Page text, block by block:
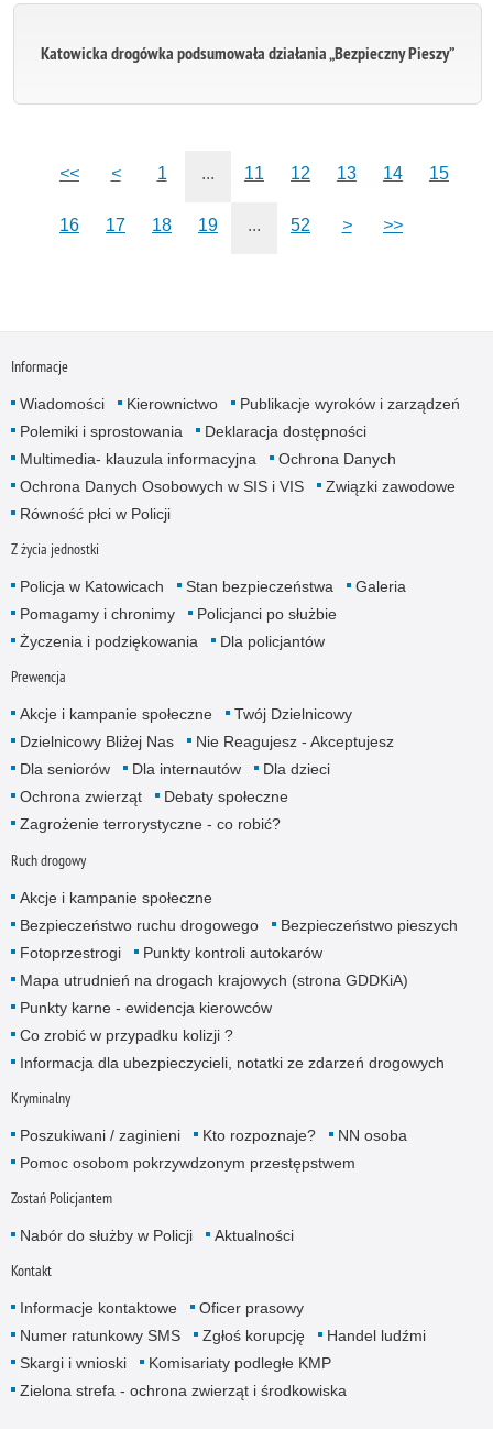
Katowicka drogówka podsumowała działania „Bezpieczny Pieszy”
<< < 1 ... 11 12 13 14 15
16 17 18 19 ... 52 > >>
Informacje
Wiadomości Kierownictwo
Publikacje wyroków i zarządzeń
Polemiki i sprostowania
Deklaracja dostępności
Multimedia- klauzula informacyjna
Ochrona Danych
Ochrona Danych Osobowych w SIS i VIS
Związki zawodowe
Równość płci w Policji
Z życia jednostki
Policja w Katowicach Stan bezpieczeństwa
Galeria
Pomagamy i chronimy
Policjanci po służbie
Życzenia i podziękowania
Dla policjantów
Prewencja
Akcje i kampanie społeczne
Twój Dzielnicowy
Dzielnicowy Bliżej Nas
Nie Reagujesz - Akceptujesz
Dla seniorów
Dla internautów
Dla dzieci
Ochrona zwierząt
Debaty społeczne
Zagrożenie terrorystyczne - co robić?
Ruch drogowy
Akcje i kampanie społeczne
Bezpieczeństwo ruchu drogowego
Bezpieczeństwo pieszych
Fotoprzestrogi
Punkty kontroli autokarów
Mapa utrudnień na drogach krajowych (strona GDDKiA)
Punkty karne - ewidencja kierowców
Co zrobić w przypadku kolizji ?
Informacja dla ubezpieczycieli, notatki ze zdarzeń drogowych
Kryminalny
Poszukiwani / zaginieni Kto rozpoznaje?
NN osoba
Pomoc osobom pokrzywdzonym przestępstwem
Zostań Policjantem
Nabór do służby w Policji Aktualności
Kontakt
Informacje kontaktowe
Oficer prasowy
Numer ratunkowy SMS
Zgłoś korupcję
Handel ludźmi
Skargi i wnioski
Komisariaty podległe KMP
Zielona strefa - ochrona zwierząt i środkowiska